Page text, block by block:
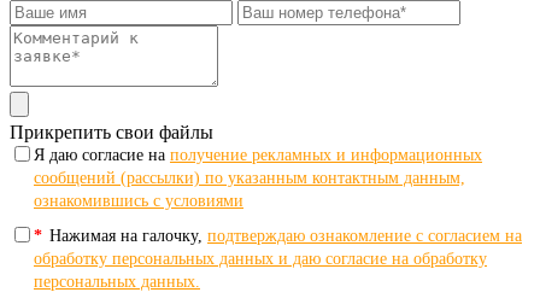
Прикрепить свои файлы
Я даю согласие на получение рекламных и информационных
сообщений (рассылки) по указанным контактным данным,
ознакомившись с условиями
* Нажимая на галочку, подтверждаю ознакомление с согласием на
обработку персональных данных и даю согласие на обработку
персональных данных.